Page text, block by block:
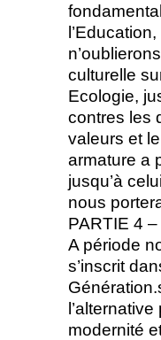
culturelle
Ecologie,
contres les
valeurs et
armature a
jusqu’à
nous
PARTIE 4
A période
s’inscrit
modernité